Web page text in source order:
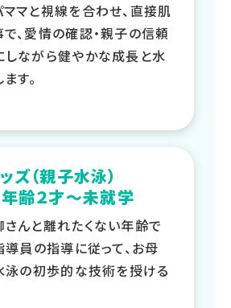
マと視線を合わせ、直接肌
、愛情の確認・親子の信頼
ながら健やかな成長と水
す。
ズ（親子水泳）
齢２才～未就学
んと離れたくない年齢で
導員の指導に従って、お母
泳の初歩的な技術を授ける